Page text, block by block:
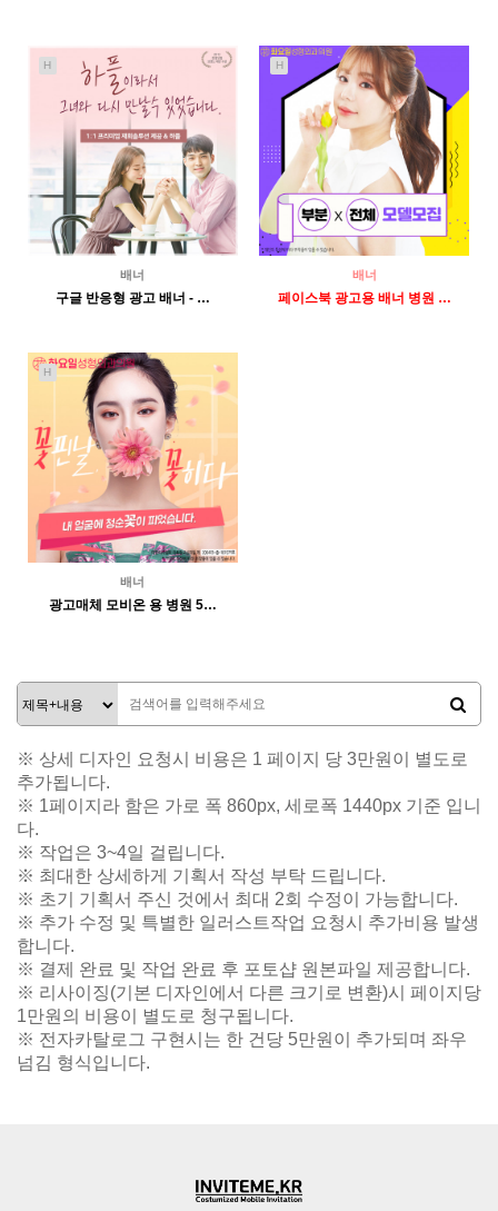
인바이트미
2047
04-23
인바이트미
H
2084
04-23
인바이트미
배너
구글 반응형 광고 배너 - …
H
배너
페이스북 광고용 배너 병원 …
H
인바이트미
배너
광고매체 모비온 용 병원 5…
※ 상세 디자인 요청시 비용은 1 페이지 당 3만원이 별도로
추가됩니다.
※ 1페이지라 함은 가로 폭 860px, 세로폭 1440px 기준 입니
다.
※ 작업은 3~4일 걸립니다.
※ 최대한 상세하게 기획서 작성 부탁 드립니다.
※ 초기 기획서 주신 것에서 최대 2회 수정이 가능합니다.
※ 추가 수정 및 특별한 일러스트작업 요청시 추가비용 발생
합니다.
※ 결제 완료 및 작업 완료 후 포토샵 원본파일 제공합니다.
※ 리사이징(기본 디자인에서 다른 크기로 변환)시 페이지당
1만원의 비용이 별도로 청구됩니다.
※ 전자카탈로그 구현시는 한 건당 5만원이 추가되며 좌우
넘김 형식입니다.